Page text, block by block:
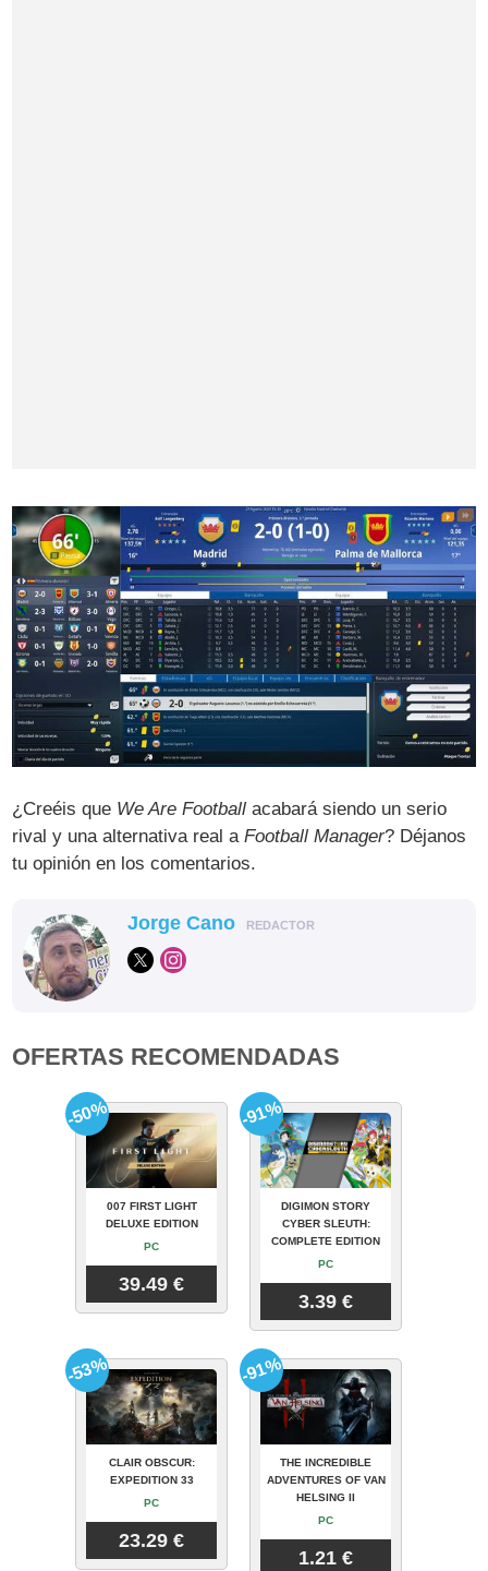
¿Creéis que We Are Football acabará siendo un serio
rival y una alternativa real aFootball Manager? Déjanos
tu opinión en los comentarios.
Jorge Cano REDACTOR
OFERTAS RECOMENDADAS
007 FIRST LIGHT
DELUXE EDITION
PC
39.49 €
-50%
DIGIMON STORY
CYBER SLEUTH:
COMPLETE EDITION
PC
3.39 €
-91%
CLAIR OBSCUR:
EXPEDITION 33
PC
23.29 €
-53%
THE INCREDIBLE
ADVENTURES OF VAN
HELSING II
PC
1.21 €
-91%